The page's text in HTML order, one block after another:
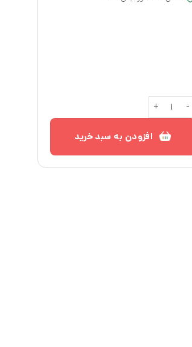
جا کلیدی ایکیا HAVREKROSS عدد
افزودن به سبد خرید